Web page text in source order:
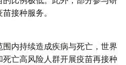
接种服务。
内持续造成疾病与死亡，世界
亡高风险人群开展疫苗再接种